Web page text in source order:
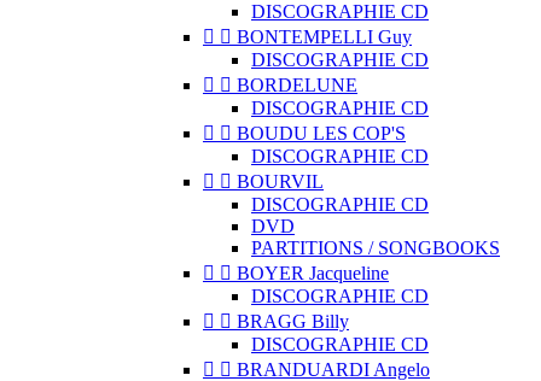
DISCOGRAPHIE CD
  BONTEMPELLI Guy
DISCOGRAPHIE CD
  BORDELUNE
DISCOGRAPHIE CD
  BOUDU LES COP'S
DISCOGRAPHIE CD
  BOURVIL
DISCOGRAPHIE CD
DVD
PARTITIONS / SONGBOOKS
  BOYER Jacqueline
DISCOGRAPHIE CD
  BRAGG Billy
DISCOGRAPHIE CD
  BRANDUARDI Angelo